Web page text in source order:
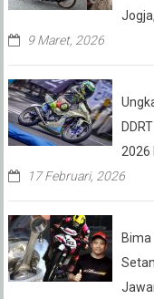
9 Maret, 2026
2026
17 Februari, 2026